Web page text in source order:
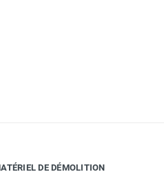
DE DÉMOLITION